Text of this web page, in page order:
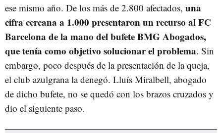
ese mismo año. De los más de 2.800 afectados, una
cifra cercana a 1.000 presentaron un recurso al FC
Barcelona de la mano del bufete BMG Abogados,
que tenía como objetivo solucionar el problema. Sin
embargo, poco después de la presentación de la queja,
el club azulgrana la denegó. Lluís Miralbell, abogado
de dicho bufete, no se quedó con los brazos cruzados y
dio el siguiente paso.